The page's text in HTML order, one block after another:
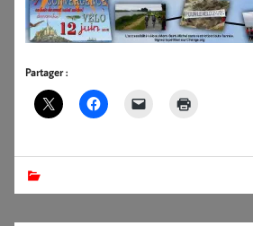
Partager :